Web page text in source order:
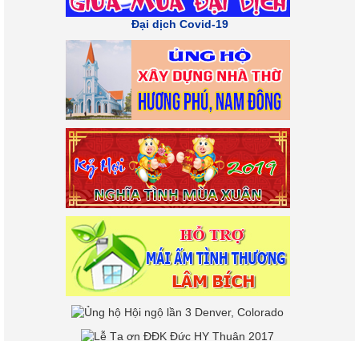
Đại dịch Covid-19